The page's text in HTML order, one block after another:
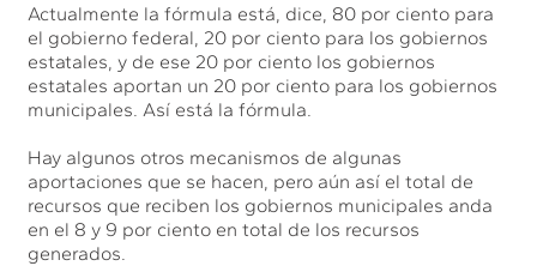
Actualmente la fórmula está, dice, 80 por ciento para
el gobierno federal, 20 por ciento para los gobiernos
estatales, y de ese 20 por ciento los gobiernos
estatales aportan un 20 por ciento para los gobiernos
municipales. Así está la fórmula.
Hay algunos otros mecanismos de algunas
aportaciones que se hacen, pero aún así el total de
recursos que reciben los gobiernos municipales anda
en el 8 y 9 por ciento en total de los recursos
generados.